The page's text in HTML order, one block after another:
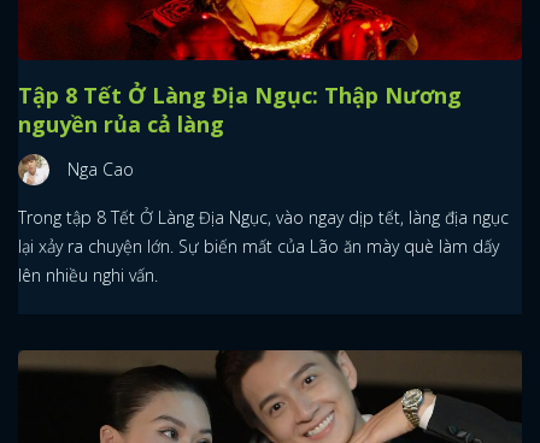
Tập 8 Tết Ở Làng Địa Ngục: Thập Nương
nguyền rủa cả làng
Nga Cao
Trong tập 8 Tết Ở Làng Địa Ngục, vào ngay dịp tết, làng địa ngục
lại xảy ra chuyện lớn. Sự biến mất của Lão ăn mày què làm dấy
lên nhiều nghi vấn.